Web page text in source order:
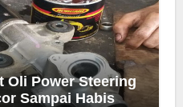
Oli Power Steering
Sampai Habis